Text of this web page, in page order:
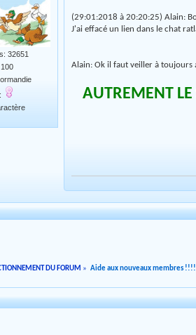
32651
(29:01:2018 à 20:20:25) Alain:
J'ai effacé un lien dans le chat
Alain: Ok il faut veiller à toujours
AUTREMENT LE
DU FORUM » Aide aux nouveaux membres !!!!